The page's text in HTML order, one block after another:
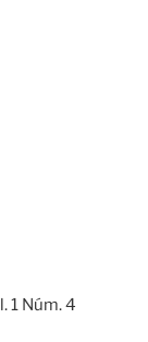
1 Núm. 4